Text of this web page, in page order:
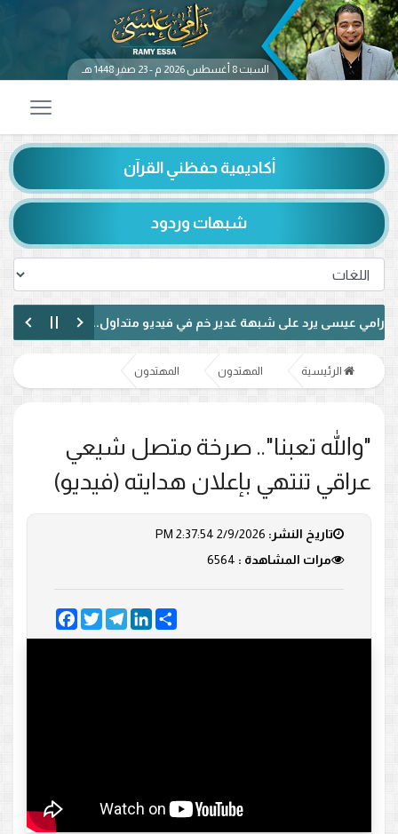
السبت 8 أغسطس 2026 م - 23 صفر 1448 هـ
أكاديمية حفظني القرآن
شبهات وردود
يرد على شبهة غدير خم في فيديو متداول.. ماذا قال عن حديث «من
الرئيسية المهتدون المهتدون
"والله تعبنا".. صرخة متصل شيعي
عراقي تنتهي بإعلان هدايته (فيديو)
تاريخ النشر: 2/9/2026 2:37:54 PM
مرات المشاهدة : 6564
FacebookTwitter
TelegramLinkedInShare